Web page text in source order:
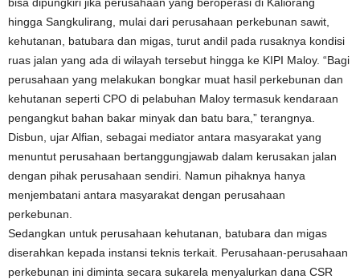
hingga Sangkulirang, mulai dari perusahaan perkebunan sawit,
kehutanan, batubara dan migas, turut andil pada rusaknya kondisi
ruas jalan yang ada di wilayah tersebut hingga ke KIPI Maloy. “Bagi
perusahaan yang melakukan bongkar muat hasil perkebunan dan
kehutanan seperti CPO di pelabuhan Maloy termasuk kendaraan
pengangkut bahan bakar minyak dan batu bara,” terangnya.
Disbun, ujar Alfian, sebagai mediator antara masyarakat yang
menuntut perusahaan bertanggungjawab dalam kerusakan jalan
dengan pihak perusahaan sendiri. Namun pihaknya hanya
menjembatani antara masyarakat dengan perusahaan
perkebunan.
Sedangkan untuk perusahaan kehutanan, batubara dan migas
diserahkan kepada instansi teknis terkait. Perusahaan-perusahaan
perkebunan ini diminta secara sukarela menyalurkan dana CSR